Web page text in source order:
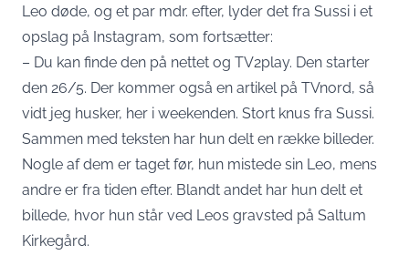
Leo døde, og et par mdr. efter, lyder det fra Sussi i et
opslag på Instagram, som fortsætter:
– Du kan finde den på nettet og TV2play. Den starter
den 26/5. Der kommer også en artikel på TVnord, så
vidt jeg husker, her i weekenden. Stort knus fra Sussi.
Sammen med teksten har hun delt en række billeder.
Nogle af dem er taget før, hun mistede sin Leo, mens
andre er fra tiden efter. Blandt andet har hun delt et
billede, hvor hun står ved Leos gravsted på Saltum
Kirkegård.